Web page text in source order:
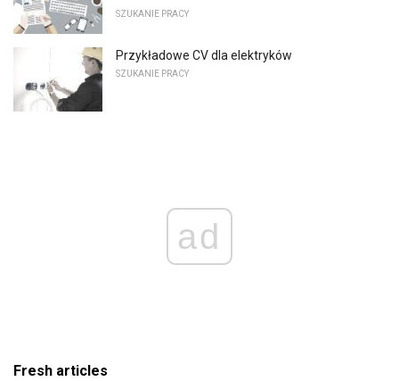
SZUKANIE PRACY
Przykładowe CV dla elektryków
SZUKANIE PRACY
ad
Fresh articles